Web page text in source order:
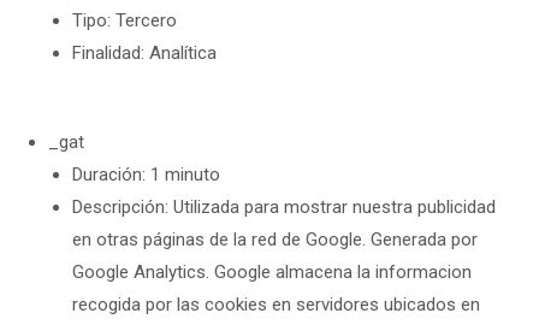
Tipo: Tercero
Finalidad: Analítica
_gat
Duración: 1 minuto
Descripción: Utilizada para mostrar nuestra publicidad
en otras páginas de la red de Google. Generada por
Google Analytics. Google almacena la informacion
recogida por las cookies en servidores ubicados en